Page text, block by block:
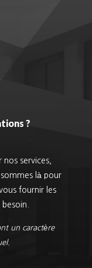
?
services,
là pour
fournir les
un caractère